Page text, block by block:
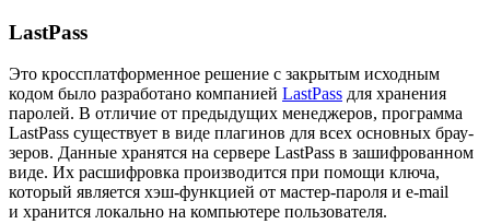
LastPass
Это крос­сплат­фор­мен­ное реше­ние с закры­тым исход­ным
кодом было раз­ра­бо­та­но ком­па­ни­ей LastPass для хра­не­ния
паро­лей. В отли­чие от преды­ду­щих мене­дже­ров, про­грам­ма
LastPass суще­ству­ет в виде пла­ги­нов для всех основ­ных бра­у­
зе­ров. Дан­ные хра­нят­ся на сер­ве­ре LastPass в зашиф­ро­ван­ном
виде. Их рас­шиф­ров­ка про­из­во­дит­ся при помо­щи клю­ча,
кото­рый явля­ет­ся хэш-функ­ци­ей от мастер-паро­ля и e-mail
и хра­нит­ся локаль­но на ком­пью­те­ре пользователя.